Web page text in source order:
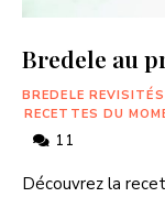
Bredele au
BREDELE REVISITÉS
RECETTES DU
11
Découvrez la